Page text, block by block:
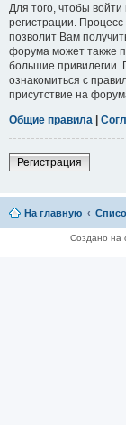
Для того, чтобы
регистрации. Процесс
позволит Вам
форума может также
большие привилегии.
ознакомиться с
присутствие на
Общие правила |
Регистрация
На главную
Создано на